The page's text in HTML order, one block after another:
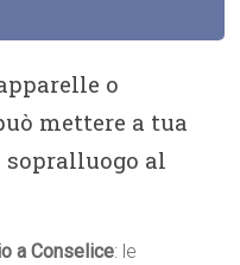
o
mettere a tua
al
a Conselice: le